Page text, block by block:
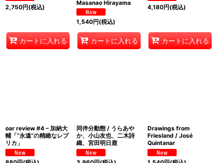
2,750円(税込)
カートに入れる
Masanao Hirayama
1,540円(税込)
カートに入れる
4,180円(税込)
カートに入れる
oar review #4 – 加納大
輔「“永遠”の精緻なレプ
リカ」
同伴分動態 / うらあや
か、小山友也、二木詩
織、宮田明日鹿
Drawings from
Friesland / José
Quintanar